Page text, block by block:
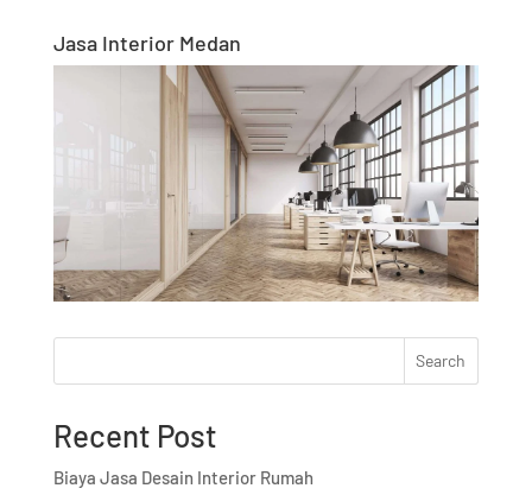
Jasa Interior Medan
Search
Recent Post
Biaya Jasa Desain Interior Rumah